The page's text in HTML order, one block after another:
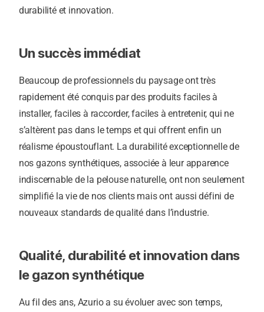
durabilité et innovation.
Un succès immédiat
Beaucoup de professionnels du paysage ont très
rapidement été conquis par des produits faciles à
installer, faciles à raccorder, faciles à entretenir, qui ne
s’altèrent pas dans le temps et qui offrent enfin un
réalisme époustouflant. La durabilité exceptionnelle de
nos gazons synthétiques, associée à leur apparence
indiscernable de la pelouse naturelle, ont non seulement
simplifié la vie de nos clients mais ont aussi défini de
nouveaux standards de qualité dans l’industrie.
Qualité, durabilité et innovation dans
le gazon synthétique
Au fil des ans, Azurio a su évoluer avec son temps,